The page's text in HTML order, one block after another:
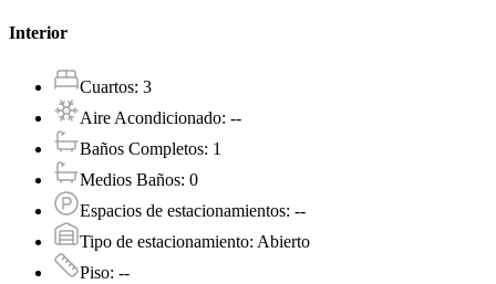
Interior
Cuartos: 3
Aire Acondicionado: --
Baños Completos: 1
Medios Baños: 0
Espacios de estacionamientos: --
Tipo de estacionamiento: Abierto
Piso: --